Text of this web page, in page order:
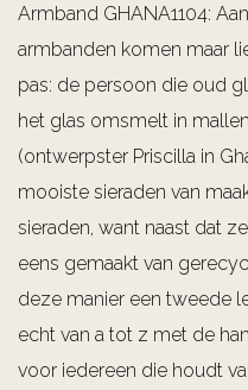
Armband GHANA1104:
armbanden komen maar
pas: de persoon die oud
het glas omsmelt in
(ontwerpster Priscilla in
mooiste sieraden van
sieraden, want naast dat
eens gemaakt van
deze manier een tweede
echt van a tot z met de
voor iedereen die houdt